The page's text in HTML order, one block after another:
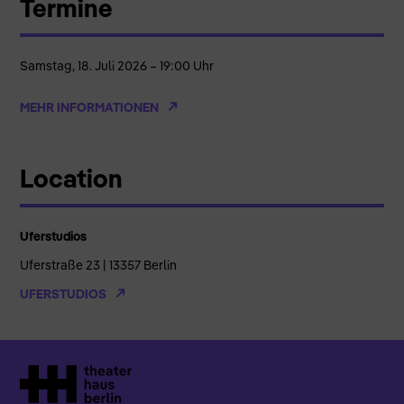
Termine
Samstag, 18. Juli 2026 – 19:00 Uhr
MEHR INFORMATIONEN
Location
Uferstudios
Uferstraße 23 | 13357 Berlin
UFERSTUDIOS